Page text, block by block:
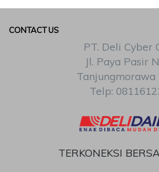
TERKONEKSI
CONTACT US
PT. Deli Cyber
Jl. Paya Pasir
Tanjungmorawa
Telp: